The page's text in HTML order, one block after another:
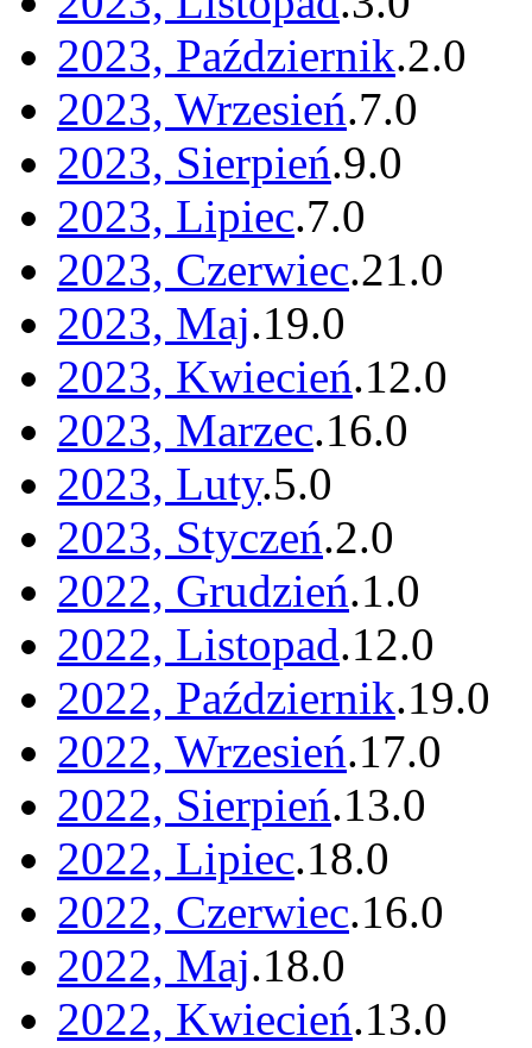
2023, Październik.2.0
2023, Wrzesień.7.0
2023, Sierpień.9.0
2023, Lipiec.7.0
2023, Czerwiec.21.0
2023, Maj.19.0
2023, Kwiecień.12.0
2023, Marzec.16.0
2023, Luty.5.0
2023, Styczeń.2.0
2022, Grudzień.1.0
2022, Listopad.12.0
2022, Październik.19.0
2022, Wrzesień.17.0
2022, Sierpień.13.0
2022, Lipiec.18.0
2022, Czerwiec.16.0
2022, Maj.18.0
2022, Kwiecień.13.0